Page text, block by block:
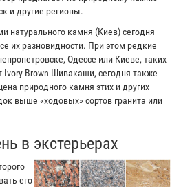
и другие регионы.
камня (Киев) сегодня
их разновидности. При этом редкие
Одессе или Киеве, таких
Ivory Brown Шивакаши, сегодня также
природного камня этих и других
выше «ходовых» сортов гранита или
в экстерьерах
его